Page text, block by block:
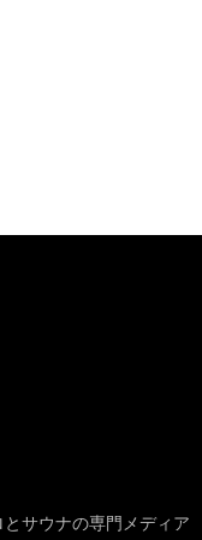
とサウナの専門メディア